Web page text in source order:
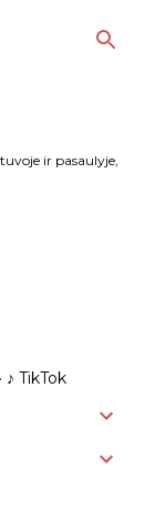
turinio
ir pasaulyje,
‎♪ TikTok